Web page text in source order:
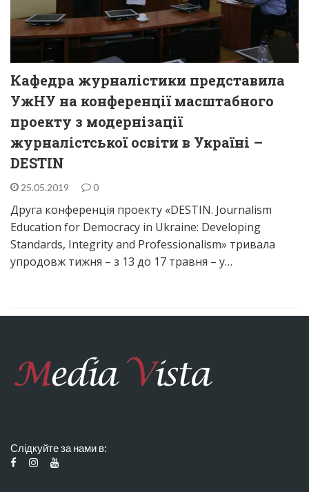
Кафедра журналістики представила
УжНУ на конференції масштабного
проекту з модернізації
журналістської освіти в Україні –
DESTIN
25.05.2019 0
Друга конференція проекту «DESTIN. Journalism
Education for Democracy in Ukraine: Developing
Standards, Integrity and Professionalism» тривала
упродовж тижня – з 13 до 17 травня – у…
Слідкуйте за нами в: